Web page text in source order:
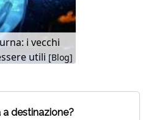
i vecchi
utili[Blog]
a destinazione?